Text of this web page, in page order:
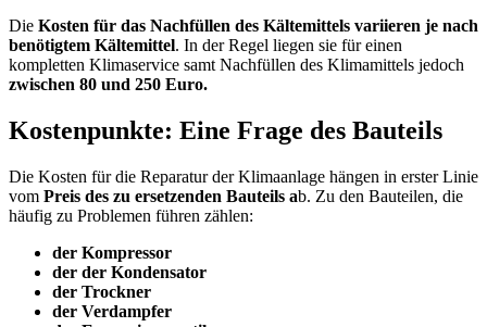
Die Kosten für das Nachfüllen des Kältemittels variieren je nach
benötigtem Kältemittel. In der Regel liegen sie für einen
kompletten Klimaservice samt Nachfüllen des Klimamittels jedoch
zwischen 80 und 250 Euro.
Kostenpunkte: Eine Frage des Bauteils
Die Kosten für die Reparatur der Klimaanlage hängen in erster Linie
vom Preis des zu ersetzenden Bauteils ab. Zu den Bauteilen, die
häufig zu Problemen führen zählen:
der Kompressor
der der Kondensator
der Trockner
der Verdampfer